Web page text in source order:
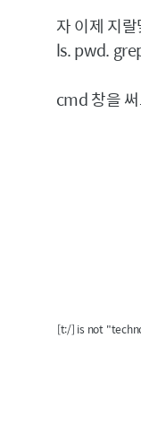
자 이제 지
ls. pwd.
cmd 창을
[t:/] is not